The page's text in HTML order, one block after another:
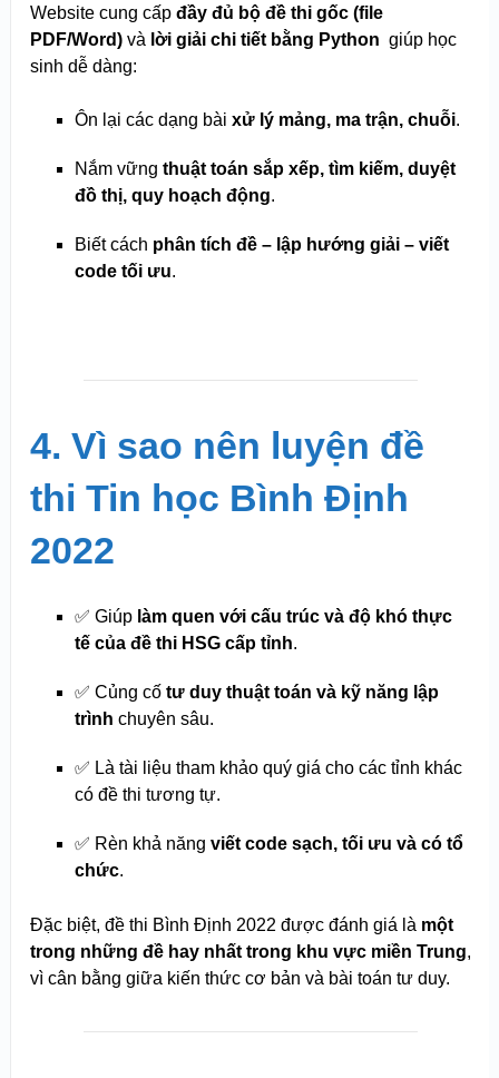
Website cung cấp đầy đủ bộ đề thi gốc (file
PDF/Word)và lời giải chi tiết bằng Python giúp học
sinh dễ dàng:
Ôn lại các dạng bài xử lý mảng, ma trận, chuỗi.
Nắm vững thuật toán sắp xếp, tìm kiếm, duyệt
đồ thị, quy hoạch động.
Biết cách phân tích đề – lập hướng giải – viết
code tối ưu.
4. Vì sao nên luyện đề
thi Tin học Bình Định
2022
✅ Giúp làm quen với cấu trúc và độ khó thực
tế của đề thi HSG cấp tỉnh.
✅ Củng cố tư duy thuật toán và kỹ năng lập
trình chuyên sâu.
✅ Là tài liệu tham khảo quý giá cho các tỉnh khác
có đề thi tương tự.
✅ Rèn khả năng viết code sạch, tối ưu và có tổ
chức.
Đặc biệt, đề thi Bình Định 2022 được đánh giá là một
trong những đề hay nhất trong khu vực miền Trung,
vì cân bằng giữa kiến thức cơ bản và bài toán tư duy.